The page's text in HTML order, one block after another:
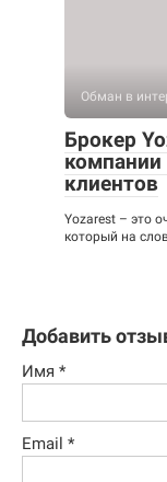
Обман в
Брокер
клиентов
Yozarest – это
который на
Добавить
Имя *
Email *